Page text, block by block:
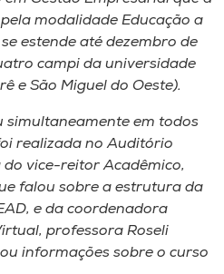
modalidade Educação a
estende até dezembro de
campi da universidade
e São Miguel do Oeste).
simultaneamente em todos
realizada no Auditório
vice-reitor Acadêmico,
falou sobre a estrutura da
e da coordenadora
professora Roseli
informações sobre o curso